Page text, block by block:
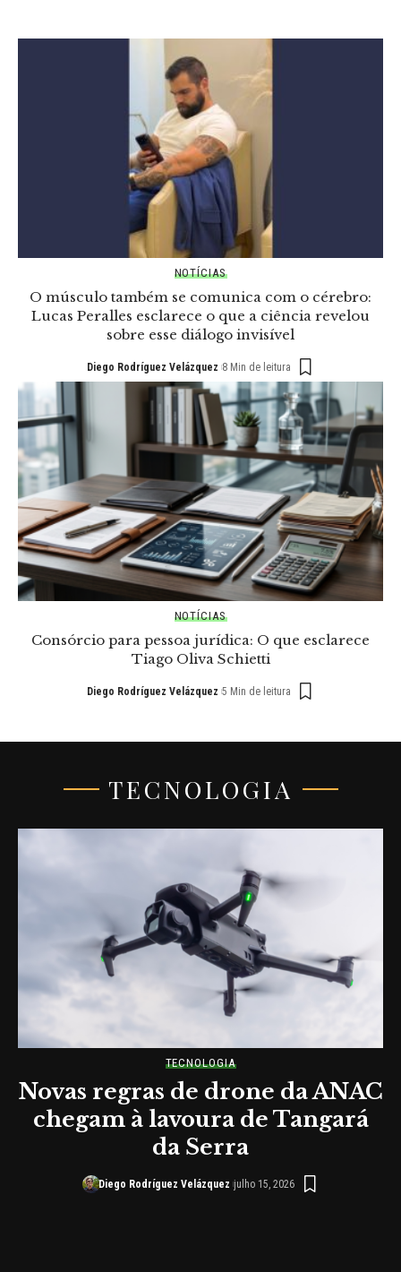
NOTÍCIAS
O músculo também se comunica com o cérebro:
Lucas Peralles esclarece o que a ciência revelou
sobre esse diálogo invisível
Diego Rodríguez Velázquez 8 Min de leitura
NOTÍCIAS
Consórcio para pessoa jurídica: O que esclarece
Tiago Oliva Schietti
Diego Rodríguez Velázquez 5 Min de leitura
TECNOLOGIA
TECNOLOGIA
Novas regras de drone da ANAC
chegam à lavoura de Tangará
da Serra
Diego Rodríguez Velázquez julho 15, 2026